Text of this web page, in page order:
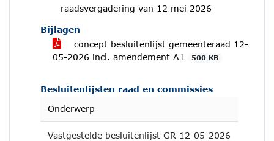
raadsvergadering van 12 mei 2026
Bijlagen
concept besluitenlijst gemeenteraad 12-
05-2026 incl. amendement A1
500 KB
Besluitenlijsten raad en commissies
Onderwerp
Vastgestelde besluitenlijst GR 12-05-2026